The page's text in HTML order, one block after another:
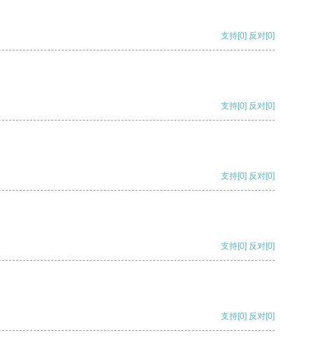
支持[0] 反对[0]
支持[0] 反对[0]
支持[0] 反对[0]
支持[0] 反对[0]
支持[0] 反对[0]